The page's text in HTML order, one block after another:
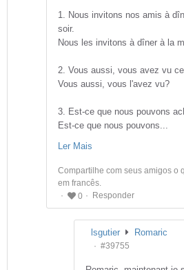
1. Nous invitons nos amis à
soir.
Nous les invitons à dîner à la
2. Vous aussi, vous avez vu
Vous aussi, vous l'avez vu?
3. Est-ce que nous pouvons
Est-ce que nous pouvons...
Ler Mais
Compartilhe com seus amigos o
em francês.
0
Responder
lsgutier Romaric
#39755